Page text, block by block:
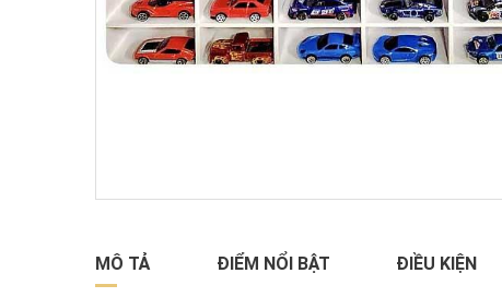
MÔ TẢ ĐIỂM NỔI BẬT ĐIỀU KIỆN